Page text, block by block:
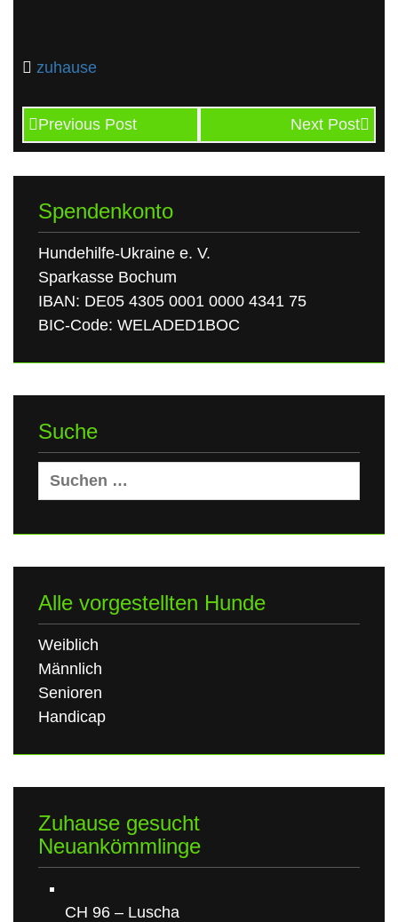
zuhause
Previous Post Next Post
Spendenkonto
Hundehilfe-Ukraine e. V.
Sparkasse Bochum
IBAN: DE05 4305 0001 0000 4341 75
BIC-Code: WELADED1BOC
Suche
Suchen
nach:
Alle vorgestellten Hunde
Weiblich
Männlich
Senioren
Handicap
Zuhause gesucht
Neuankömmlinge
CH 96 – Luscha